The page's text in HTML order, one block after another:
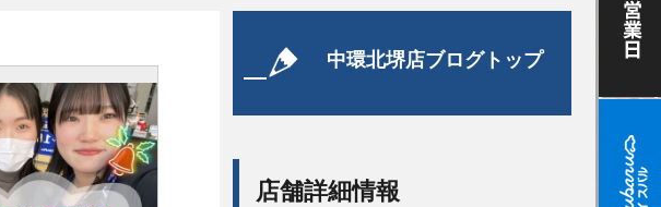
中環北堺店ブログトップ
店舗詳細情報